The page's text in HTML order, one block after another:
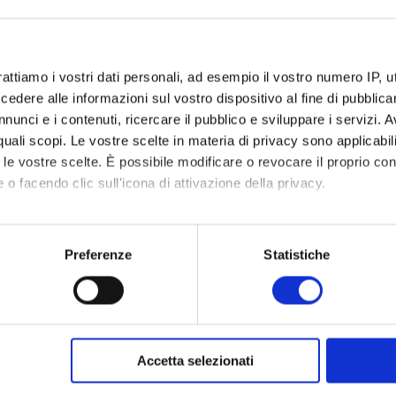
i vostri dati personali, ad esempio il vostro numero IP,
alle informazioni sul vostro dispositivo al fine di
e i contenuti, ricercare il pubblico e sviluppare i servizi.
scopi. Le vostre scelte in materia di privacy sono
vostre scelte. È possibile modificare o revocare il proprio
o facendo clic sull'icona di attivazione della privacy.
anche:
sulla tua posizione geografica, con un'approssimazione di
in qualsiasi momento dalla Dichiarazione sui cookie.
contenuti ed annunci, per fornire funzionalità dei
Preferenze Statistiche
Accetta selezionati
negli
secondari
CERTIFICAZIONI
Certificazioni informatiche
Certificazioni linguistiche